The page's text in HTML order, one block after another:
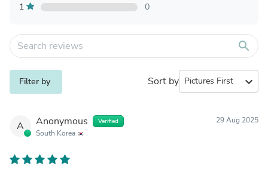
1
0
search
Filter by Sort by expand_more
A Anonymous Verified
South Korea
29 Aug 2025